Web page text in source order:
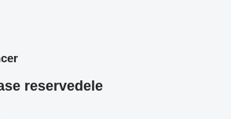
reservedele